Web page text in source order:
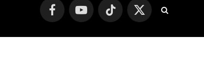
FacebookYouTube TikTok
X
(Twitter)